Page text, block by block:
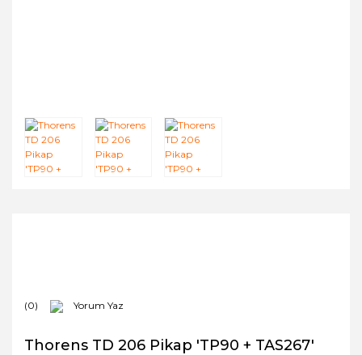
(0) Yorum Yaz
Thorens TD 206 Pikap 'TP90 + TAS267'